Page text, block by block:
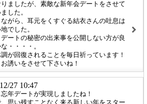
ましたが、素敵な新年会デートをさせて
した。
がら、耳元をくすぐる結衣さんの吐息は
でした。
ートの秘密の出来事を公開しない方が良
・・・・。
が回復されることを毎日祈っています！
誘いをさせて下さいね！
27 10:47
年デートが実現しましたね！
思い残すことなく来る新しい年をスター